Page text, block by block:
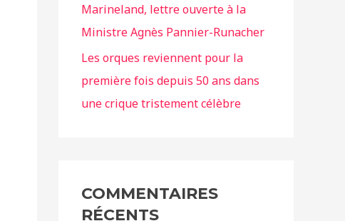
Marineland, lettre ouverte à la
Ministre Agnès Pannier-Runacher
Les orques reviennent pour la
première fois depuis 50 ans dans
une crique tristement célèbre
COMMENTAIRES
RÉCENTS